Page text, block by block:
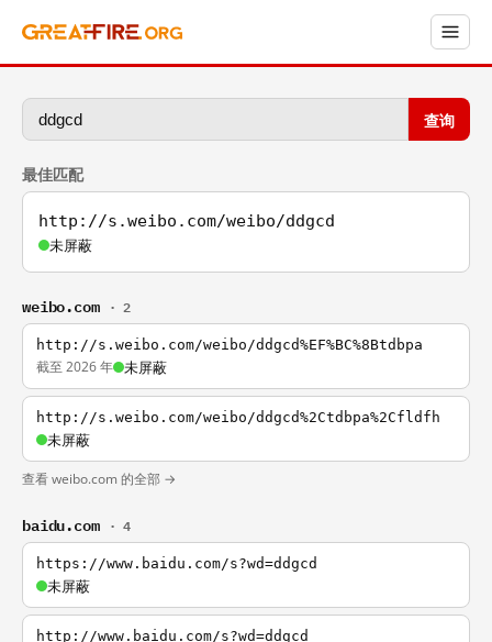
查询
最佳匹配
http://s.weibo.com/weibo/ddgcd
未屏蔽
weibo.com · 2
http://s.weibo.com/weibo/ddgcd%EF%BC%8Btdbpa
截至 2026 年 未屏蔽
http://s.weibo.com/weibo/ddgcd%2Ctdbpa%2Cfldfh
未屏蔽
查看 weibo.com 的全部 →
baidu.com · 4
https://www.baidu.com/s?wd=ddgcd
未屏蔽
http://www.baidu.com/s?wd=ddgcd